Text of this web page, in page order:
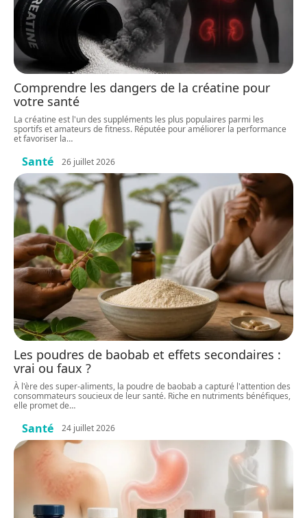
Comprendre les dangers de la créatine pour
votre santé
La créatine est l'un des suppléments les plus populaires parmi les
sportifs et amateurs de fitness. Réputée pour améliorer la performance
et favoriser la…
Santé 26 juillet 2026
Les poudres de baobab et effets secondaires :
vrai ou faux ?
À l'ère des super-aliments, la poudre de baobab a capturé l'attention des
consommateurs soucieux de leur santé. Riche en nutriments bénéfiques,
elle promet de…
Santé 24 juillet 2026